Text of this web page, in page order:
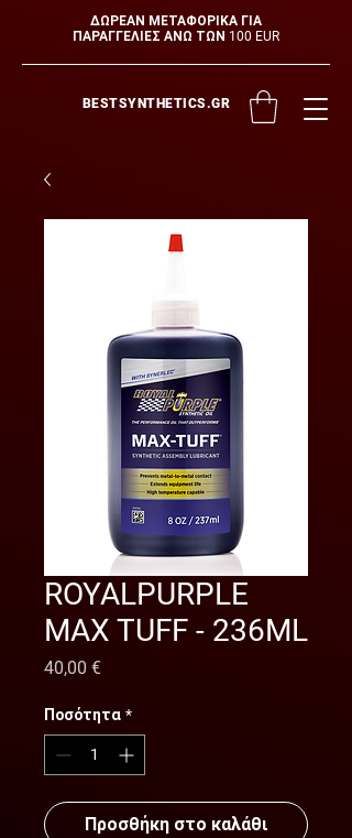
ΔΩΡΕΑΝ ΜΕΤΑΦΟΡΙΚΑ ΓΙΑ
ΠΑΡΑΓΓΕΛΙΕΣ ΑΝΩ ΤΩΝ 100 EUR
BESTSYNTHETICS.GR
ROYALPURPLE
MAX TUFF - 236ML
40,00 €Τιμή
Ποσότητα *
Προσθήκη στο καλάθι